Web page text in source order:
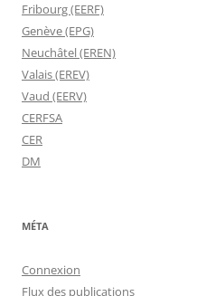
Fribourg (EERF)
Genève (EPG)
Neuchâtel (EREN)
Valais (EREV)
Vaud (EERV)
CERFSA
CER
DM
MÉTA
Connexion
Flux des publications